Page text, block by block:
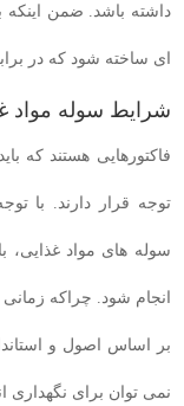
داشته باشد. ضمن
ای ساخته شود که در
شرایط سوله مواد
فاکتورهایی هستند که
توجه قرار دارند. با
سوله های مواد
انجام شود. چراکه
بر اساس اصول و
نمی توان برای نگهداری